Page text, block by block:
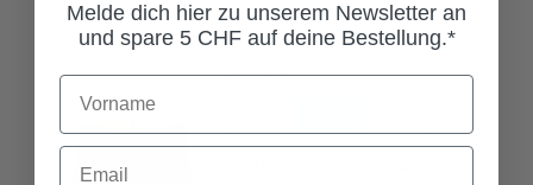
Grösse
50 52 54
Melde dich hier zu unserem Newsletter an
und spare 5 CHF auf deine Bestellung.*